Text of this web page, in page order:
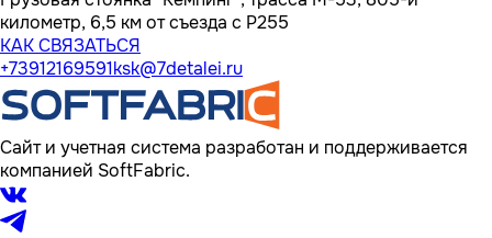
километр, 6,5 км от съезда с Р255
КАК СВЯЗАТЬСЯ
+73912169591ksk@7detalei.ru
Сайт и учетная система разработан и поддерживается
компанией SoftFabric.